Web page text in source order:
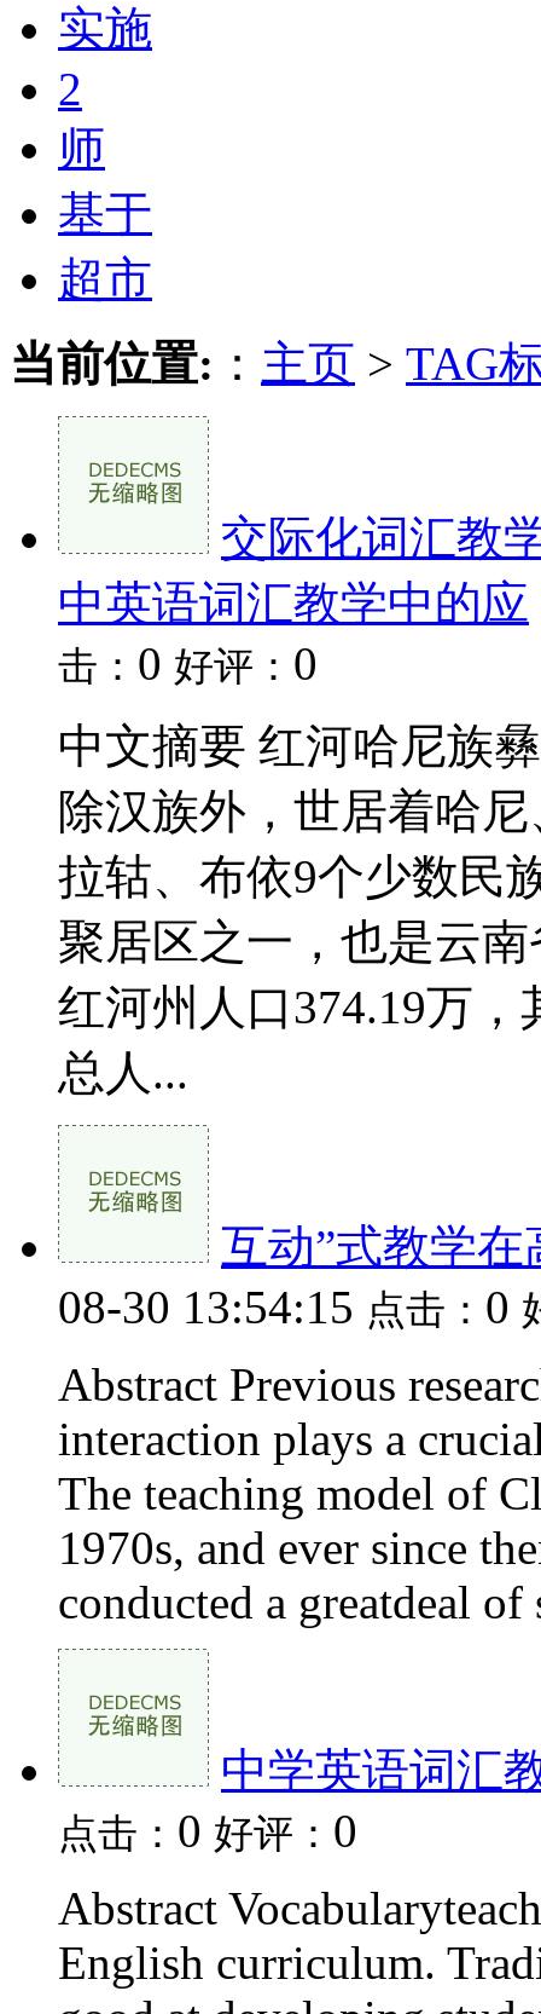
实施
2
师
基于
超市
当前位置: ： 主页 > TAG
交际化词汇教
中英语词汇教学中的应
击： 0 好评： 0
中文摘要 红河哈尼族
除汉族外，世居着哈
拉轱、布依9个少数民
聚居区之一，也是云
红河州人口374.19万
总人...
互动”式教学
08-30 13:54:15 点击： 0
Abstract Previous
interaction plays a
The teaching model of
1970s, and ever since
conducted a greatdeal of
中学英语词汇
点击： 0 好评： 0
Abstract
English curriculum.